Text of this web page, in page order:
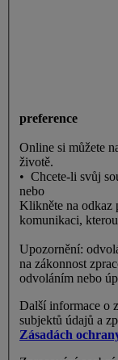
preference
Online si můžete
životě.
• Chcete-li svůj
nebo
Klikněte na odkaz
komunikaci,
Upozornění:
na zákonnost
odvoláním nebo
Další informace o
subjektů údajů a
Zásadách